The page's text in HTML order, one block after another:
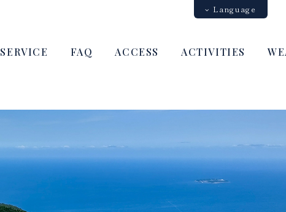
SERVICE FAQ ACCESS ACTIVITIES
Language